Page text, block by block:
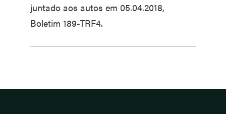
juntado aos autos em 05.04.2018,
Boletim 189-TRF4.